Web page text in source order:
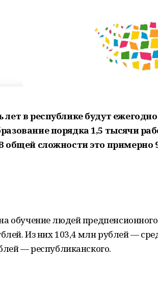
в республике будут
порядка 1,5 тысячи
общей сложности это примерно
обучение людей предпенсионного
Из них 103,4 млн рублей —
— республиканского.